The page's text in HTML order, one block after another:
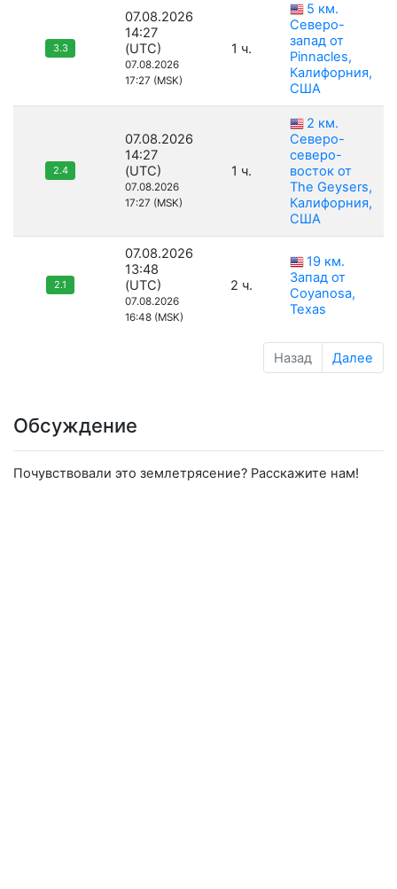
3.3
07.08.2026
14:27
(UTC)
07.08.2026
17:27 (MSK)
1 ч.
5 км.
Северо-
запад от
Pinnacles,
Калифорния,
США
2.4
07.08.2026
14:27
(UTC)
07.08.2026
17:27 (MSK)
1 ч.
2 км.
Северо-
северо-
восток от
The Geysers,
Калифорния,
США
2.1
07.08.2026
13:48
(UTC)
07.08.2026
16:48 (MSK)
2 ч.
19 км.
Запад от
Coyanosa,
Texas
Назад Далее
Обсуждение
Почувствовали это землетрясение? Расскажите нам!